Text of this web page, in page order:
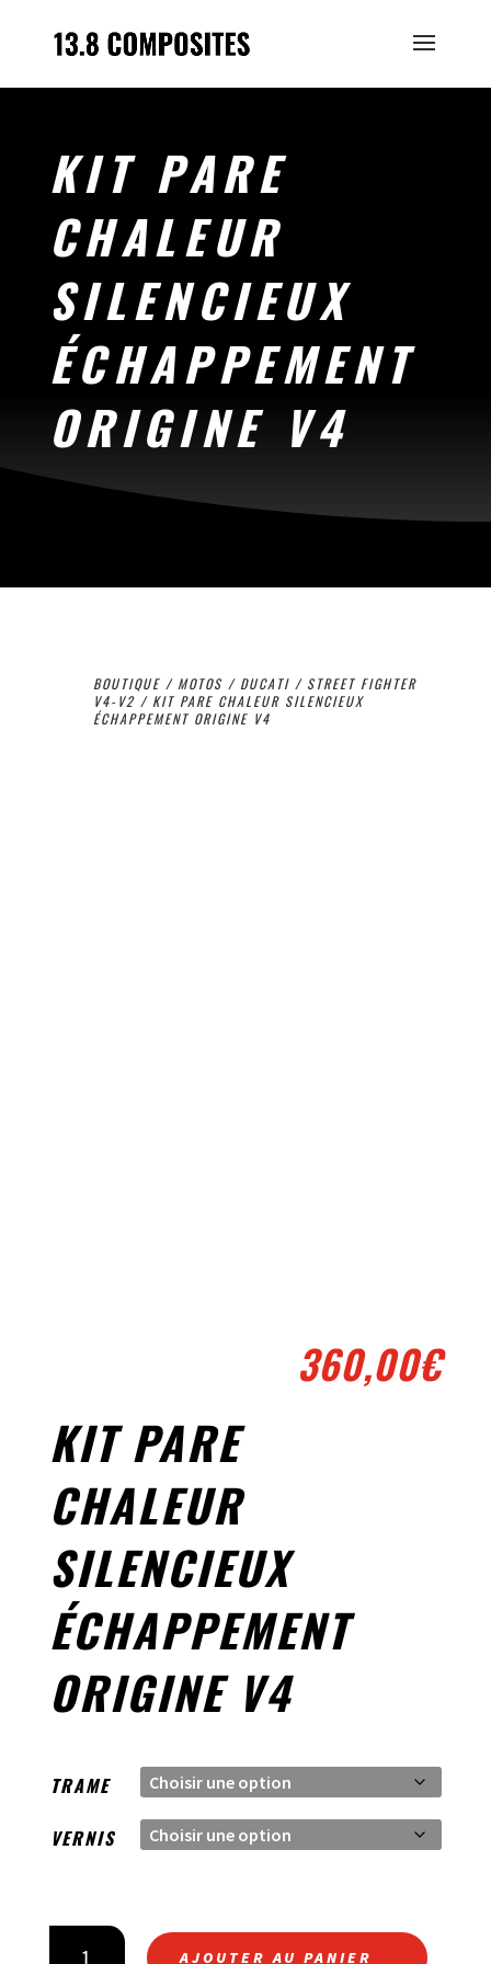
KIT PARE
CHALEUR
SILENCIEUX
ÉCHAPPEMENT
ORIGINE V4
BOUTIQUE/ MOTOS / DUCATI/ STREET FIGHTER
V4-V2/ KIT PARE CHALEUR SILENCIEUX
ÉCHAPPEMENT ORIGINE V4
360,00€
KIT PARE
CHALEUR
SILENCIEUX
ÉCHAPPEMENT
ORIGINE V4
TRAME
VERNIS
QUANTITÉ
AJOUTER AU PANIER